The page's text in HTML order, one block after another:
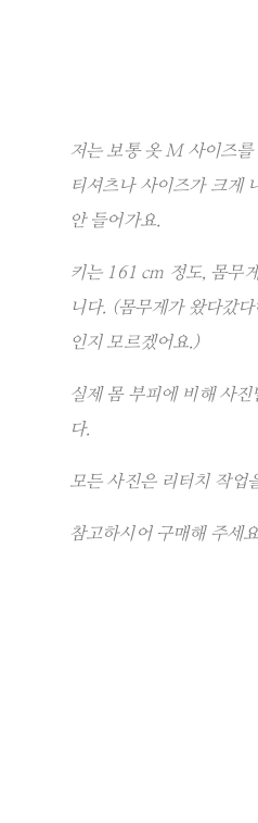
저는 보통 옷 M 사이즈를
티셔츠나 사이즈가 크게
안 들어가요.
키는 161 cm 정도, 몸무
니다. (몸무게가 왔다갔
인지 모르겠어요.)
실제 몸 부피에 비해 사
다.
모든 사진은 리터치 작업
참고하시어 구매해 주세